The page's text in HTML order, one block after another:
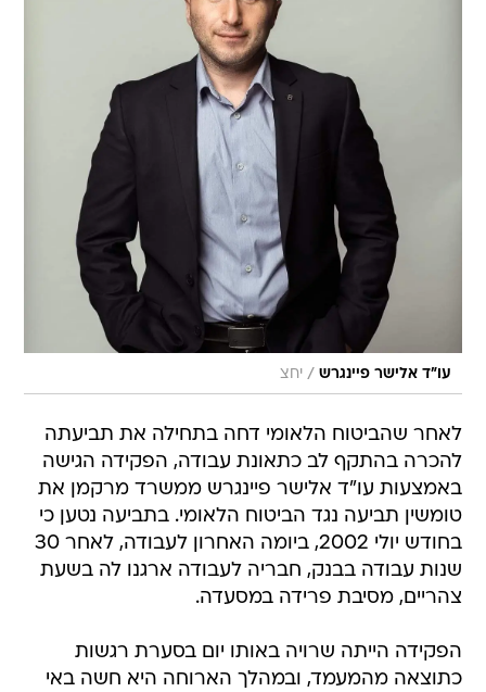
עו"ד אלישר פיינגרש / יחצ
לאחר שהביטוח הלאומי דחה בתחילה את תביעתה
להכרה בהתקף לב כתאונת עבודה, הפקידה הגישה
באמצעות עו"ד אלישר פיינגרש ממשרד מרקמן את
טומשין תביעה נגד הביטוח הלאומי. בתביעה נטען כי
בחודש יולי 2002, ביומה האחרון לעבודה, לאחר 30
שנות עבודה בבנק, חבריה לעבודה ארגנו לה בשעת
צהריים, מסיבת פרידה במסעדה.
הפקידה הייתה שרויה באותו יום בסערת רגשות
כתוצאה מהמעמד, ובמהלך הארוחה היא חשה באי